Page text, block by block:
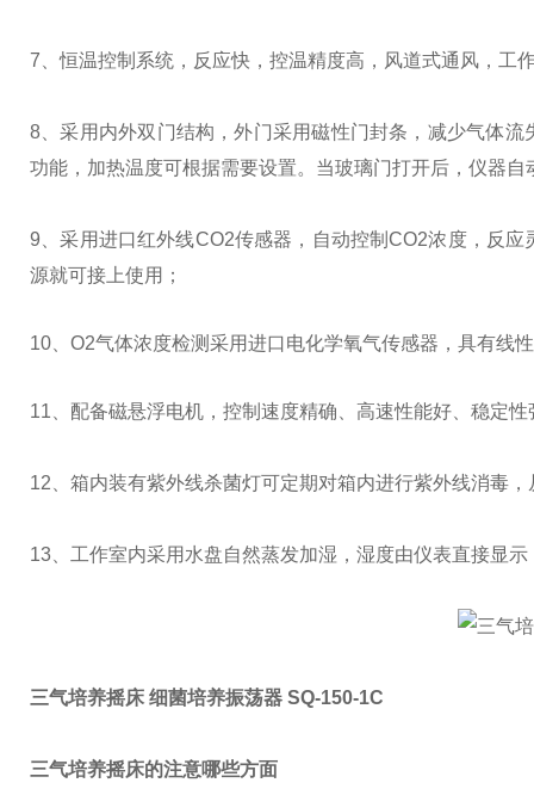
7 、恒温控制系统，反应快，控温精度高，风道式通风，工
8 、采用内外双门结构，外门采用磁性门封条，减少气体
功能，加热温度可根据需要设置。当玻璃门打开后，仪器
9 、采用进口红外线CO2传感器，自动控制CO2浓度，反应
源就可接上使用；
10、O2气体浓度检测采用进口电化学氧气传感器，具有线
11 、配备磁悬浮电机，控制速度精确、高速性能好、稳定性
12 、箱内装有紫外线杀菌灯可定期对箱内进行紫外线消毒
13 、工作室内采用水盘自然蒸发加湿，湿度由仪表直接显示
三气培养摇床 细菌培养振荡器 SQ-150-1C
三气培养摇床的注意哪些方面